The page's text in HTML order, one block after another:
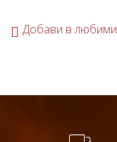
Добави в любими